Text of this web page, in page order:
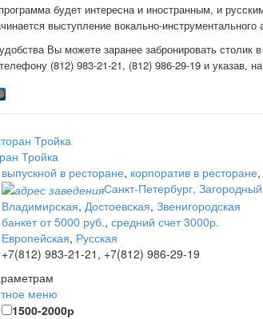
будет интересна и иностранным, и
выступление вокально-
Вы можете заранее забронировать столик в
(812) 983-21-21, (812) 986-29-19 и указав,
Тройка
выпускной в ресторане, корпоратив в ресторане,
Санкт-Петербург,
Владимирская, Достоевская, Звенигородская
банкет от 5000 руб., средний счет 3000р.
Европейская, Русская
+7(812) 983-21-21, +7(812) 986-29-19
меню
1500-2000р